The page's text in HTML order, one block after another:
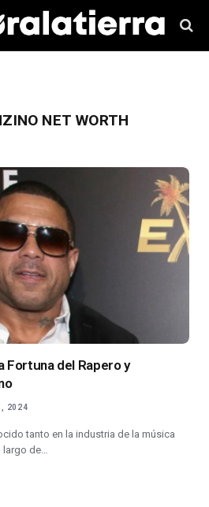
NET WORTH
Fortuna del Rapero y
2024
tanto en la industria de la música
de…